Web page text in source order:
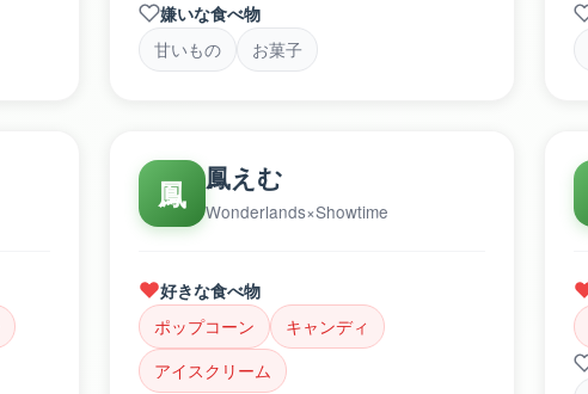
嫌いな食べ物
甘いもの
お菓子
鳳 鳳えむ
Wonderlands×Showtime
好きな食べ物
ポップコーン
キャンディ
アイスクリーム